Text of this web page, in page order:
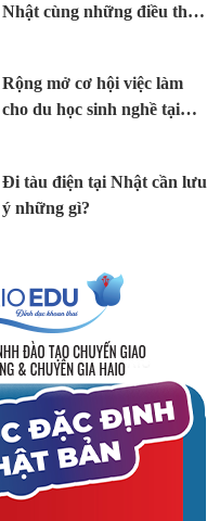
Nhật cùng những điều thú
Rộng mở cơ hội việc làm
cho du học sinh nghề tại
Đi tàu điện tại Nhật cần lưu
ý những gì?